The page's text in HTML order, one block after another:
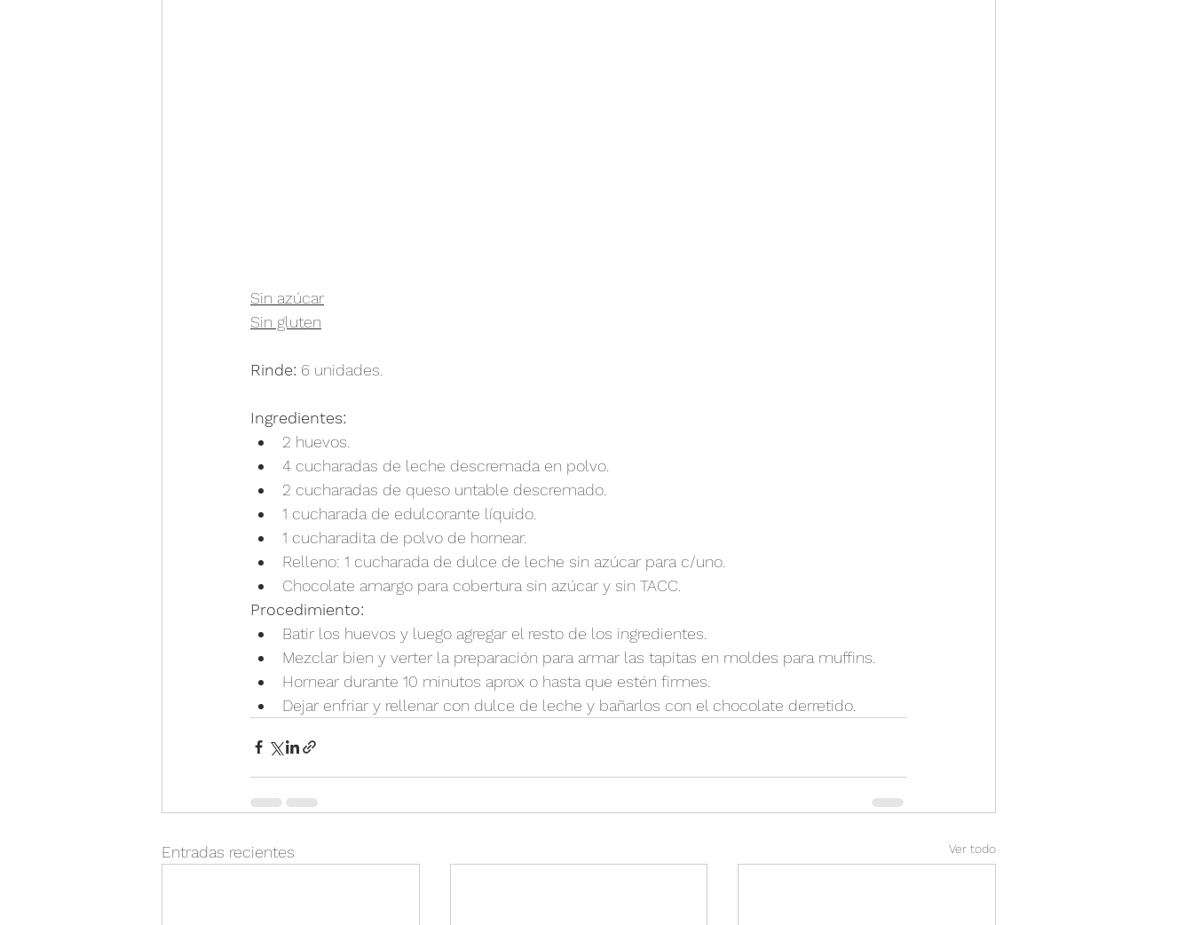
Sin azúcar
Sin gluten
Rinde: 6 unidades.
Ingredientes:
2 huevos.
4 cucharadas de leche descremada en polvo.
2 cucharadas de queso untable descremado.
1 cucharada de edulcorante líquido.
1 cucharadita de polvo de hornear.
Relleno: 1 cucharada de dulce de leche sin azúcar para c/uno.
Chocolate amargo para cobertura sin azúcar y sin TACC.
Procedimiento:
Batir los huevos y luego agregar el resto de los ingredientes.
Mezclar bien y verter la preparación para armar las tapitas en moldes para muffins.
Hornear durante 10 minutos aprox o hasta que estén firmes.
Dejar enfriar y rellenar con dulce de leche y bañarlos con el chocolate derretido.
Entradas recientes Ver todo